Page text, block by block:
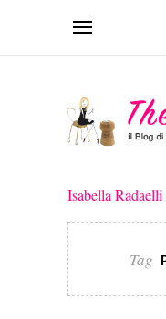
Isabella Radaelli
Tag